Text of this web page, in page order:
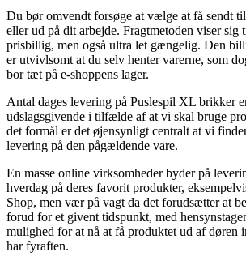
Du bør omvendt forsøge at vælge at få sendt
eller ud på dit arbejde. Fragtmetoden viser sig
prisbillig, men også ultra let gængelig. Den
er utvivlsomt at du selv henter varerne, som
bor tæt på e-shoppens lager.
Antal dages levering på Puslespil XL brikker
udslagsgivende i tilfælde af at vi skal bruge
det formål er det øjensynligt centralt at vi
levering på den pågældende vare.
En masse online virksomheder byder på
hverdag på deres favorit produkter,
Shop, men vær på vagt da det forudsætter at
forud for et givent tidspunkt, med
mulighed for at nå at få produktet ud af døren
har fyraften.